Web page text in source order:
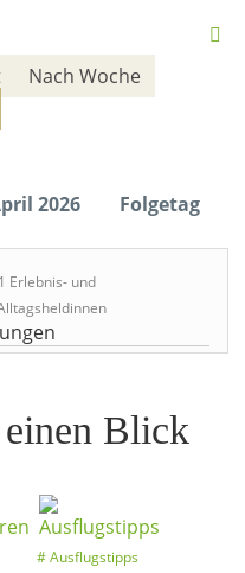
Nach Woche
2026 Folgetag
Erlebnis- und
Blick
Ausflugstipps